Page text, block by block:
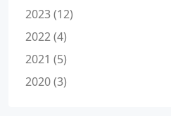
2023 (12)
2022 (4)
2021 (5)
2020 (3)